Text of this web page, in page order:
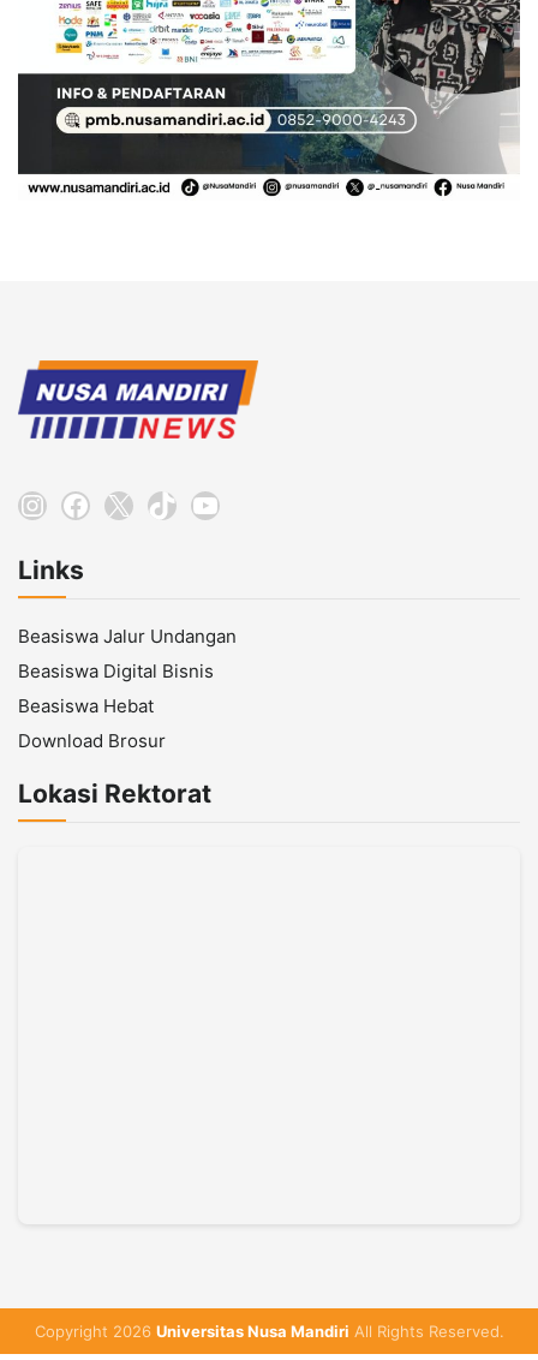
Instagram
Facebook
X TikTokYouTube
Links
Beasiswa Jalur Undangan
Beasiswa Digital Bisnis
Beasiswa Hebat
Download Brosur
Lokasi Rektorat
Copyright 2026 Universitas Nusa Mandiri All Rights Reserved.